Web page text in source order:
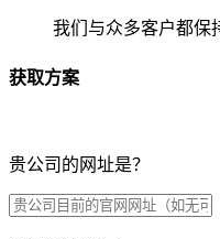
我们与众多客户都保
获取方案
贵公司的网址是？